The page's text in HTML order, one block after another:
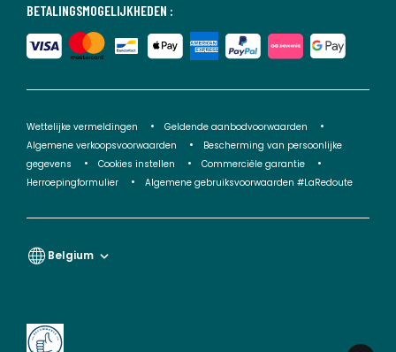
BETALINGSMOGELIJKHEDEN :
Wettelijke vermeldingen
Geldende aanbodvoorwaarden
Algemene verkoopsvoorwaarden
Bescherming van persoonlijke
gegevens
Cookies instellen
Commerciële garantie
Herroepingformulier
Algemene gebruiksvoorwaarden #LaRedoute
Belgium